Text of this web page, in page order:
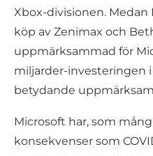
Xbox-divisionen. Medan
köp av Zenimax och
uppmärksammad för
miljarder-investeringen
betydande
Microsoft har, som
konsekvenser som